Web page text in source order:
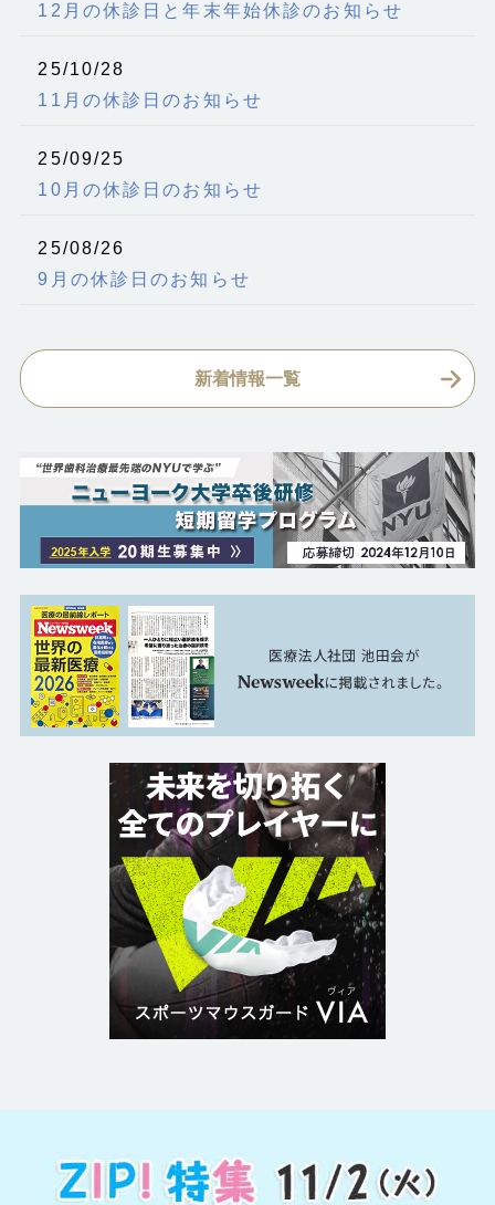
12月の休診日と年末年始休診のお知らせ
25/10/28
11月の休診日のお知らせ
25/09/25
10月の休診日のお知らせ
25/08/26
9月の休診日のお知らせ
新着情報一覧